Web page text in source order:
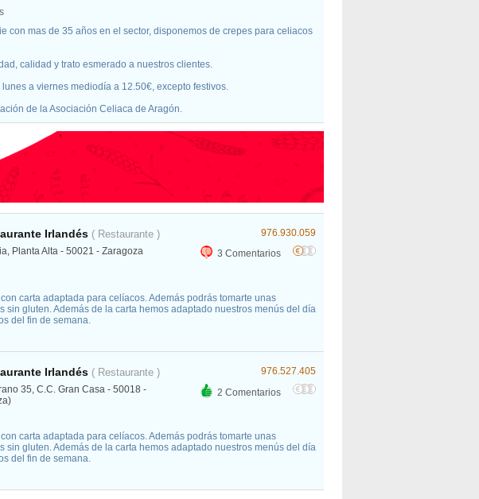
con mas de 35 años en el sector, disponemos de crepes para celiacos
calidad y trato esmerado a nuestros clientes.
a viernes mediodía a 12.50€, excepto festivos.
de la Asociación Celiaca de Aragón.
976.930.059
Irlandés ( Restaurante )
3 Comentarios
Planta Alta - 50021 - Zaragoza
carta adaptada para celíacos. Además podrás tomarte unas
sin gluten. Además de la carta hemos adaptado nuestros menús del día
del fin de semana.
976.527.405
Irlandés ( Restaurante )
2 Comentarios
35, C.C. Gran Casa - 50018 -
carta adaptada para celíacos. Además podrás tomarte unas
sin gluten. Además de la carta hemos adaptado nuestros menús del día
del fin de semana.